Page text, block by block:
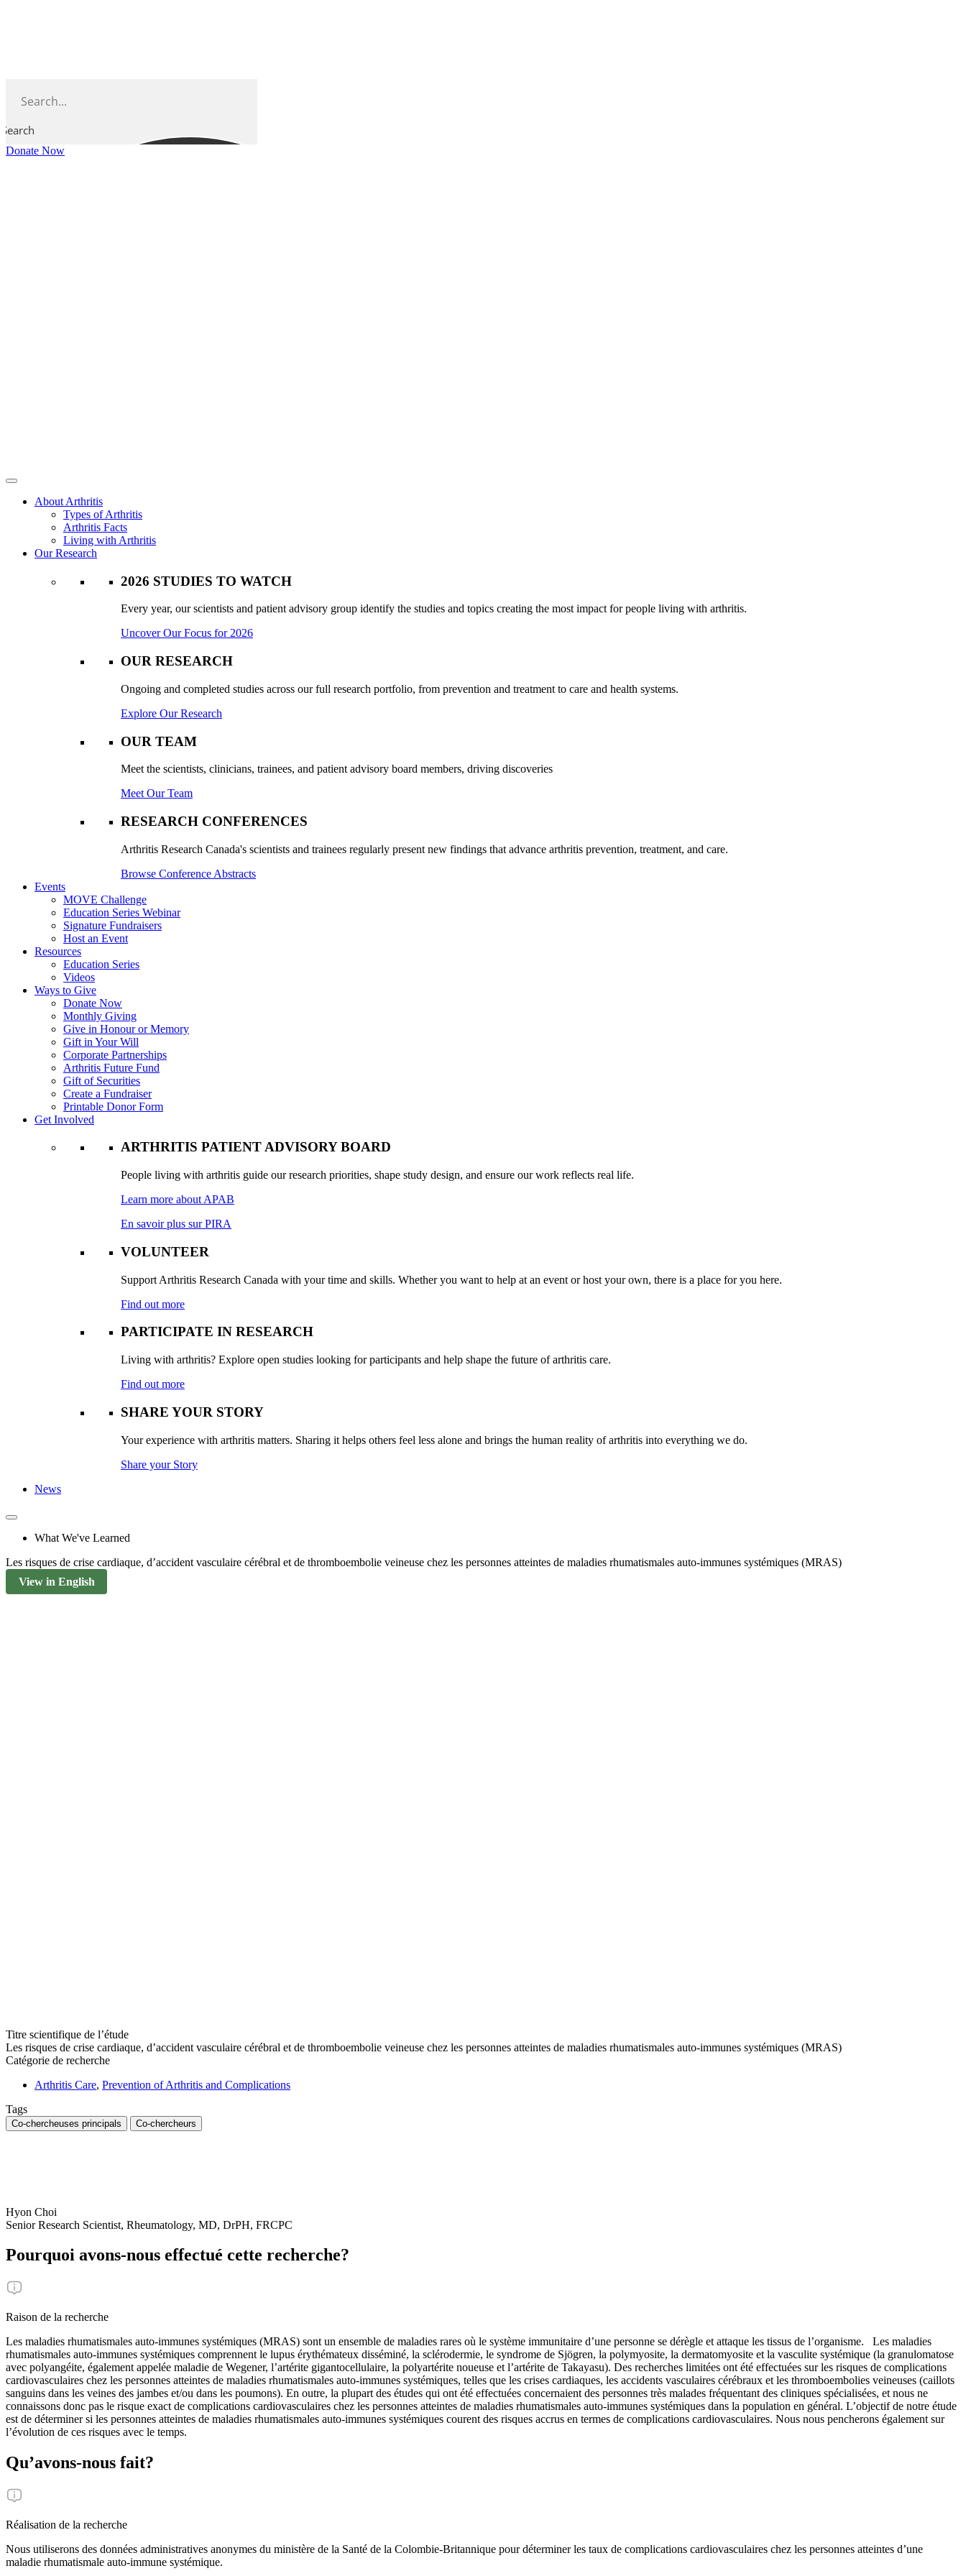
Search
Donate Now
About Arthritis
Types of Arthritis
Arthritis Facts
Living with Arthritis
Our Research
2026 STUDIES TO WATCH
Every year, our scientists and patient advisory group identify the studies and topics creating the most impact for people living with arthritis.
Uncover Our Focus for 2026
OUR RESEARCH
Ongoing and completed studies across our full research portfolio, from prevention and treatment to care and health systems.
Explore Our Research
OUR TEAM
Meet the scientists, clinicians, trainees, and patient advisory board members, driving discoveries
Meet Our Team
RESEARCH CONFERENCES
Arthritis Research Canada's scientists and trainees regularly present new findings that advance arthritis prevention, treatment, and care.
Browse Conference Abstracts
Events
MOVE Challenge
Education Series Webinar
Signature Fundraisers
Host an Event
Resources
Education Series
Videos
Ways to Give
Donate Now
Monthly Giving
Give in Honour or Memory
Gift in Your Will
Corporate Partnerships
Arthritis Future Fund
Gift of Securities
Create a Fundraiser
Printable Donor Form
Get Involved
ARTHRITIS PATIENT ADVISORY BOARD
People living with arthritis guide our research priorities, shape study design, and ensure our work reflects real life.
Learn more about APAB
En savoir plus sur PIRA
VOLUNTEER
Support Arthritis Research Canada with your time and skills. Whether you want to help at an event or host your own, there is a place for you here.
Find out more
PARTICIPATE IN RESEARCH
Living with arthritis? Explore open studies looking for participants and help shape the future of arthritis care.
Find out more
SHARE YOUR STORY
Your experience with arthritis matters. Sharing it helps others feel less alone and brings the human reality of arthritis into everything we do.
Share your Story
News
What We've Learned
Les risques de crise cardiaque, d’accident vasculaire cérébral et de thromboembolie veineuse chez les personnes atteintes de maladies rhumatismales auto-immunes systémiques (MRAS)
View in English
Titre scientifique de l’étude
Les risques de crise cardiaque, d’accident vasculaire cérébral et de thromboembolie veineuse chez les personnes atteintes de maladies rhumatismales auto-immunes systémiques (MRAS)
Catégorie de recherche
Arthritis Care, Prevention of Arthritis and Complications
Tags
Co-chercheuses principals Co-chercheurs
Hyon Choi
Senior Research Scientist, Rheumatology, MD, DrPH, FRCPC
Pourquoi avons-nous effectué cette recherche?
Raison de la recherche
Les maladies rhumatismales auto-immunes systémiques (MRAS) sont un ensemble de maladies rares où le système immunitaire d’une personne se dérègle et attaque les tissus de l’organisme. Les maladies
rhumatismales auto-immunes systémiques comprennent le lupus érythémateux disséminé, la sclérodermie, le syndrome de Sjögren, la polymyosite, la dermatomyosite et la vasculite systémique (la granulomatose
avec polyangéite, également appelée maladie de Wegener, l’artérite gigantocellulaire, la polyartérite noueuse et l’artérite de Takayasu). Des recherches limitées ont été effectuées sur les risques de complications
cardiovasculaires chez les personnes atteintes de maladies rhumatismales auto-immunes systémiques, telles que les crises cardiaques, les accidents vasculaires cérébraux et les thromboembolies veineuses (caillots
sanguins dans les veines des jambes et/ou dans les poumons). En outre, la plupart des études qui ont été effectuées concernaient des personnes très malades fréquentant des cliniques spécialisées, et nous ne
connaissons donc pas le risque exact de complications cardiovasculaires chez les personnes atteintes de maladies rhumatismales auto-immunes systémiques dans la population en général. L’objectif de notre étude
est de déterminer si les personnes atteintes de maladies rhumatismales auto-immunes systémiques courent des risques accrus en termes de complications cardiovasculaires. Nous nous pencherons également sur
l’évolution de ces risques avec le temps.
Qu’avons-nous fait?
Réalisation de la recherche
Nous utiliserons des données administratives anonymes du ministère de la Santé de la Colombie-Britannique pour déterminer les taux de complications cardiovasculaires chez les personnes atteintes d’une
maladie rhumatismale auto-immune systémique.